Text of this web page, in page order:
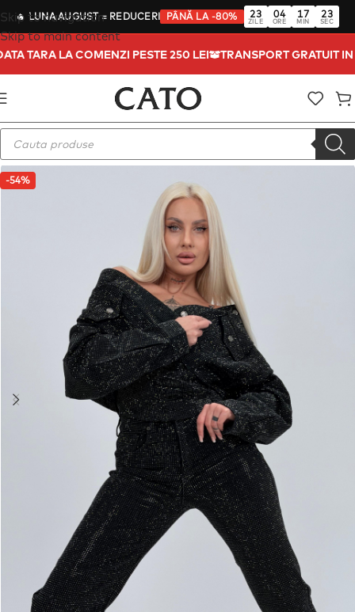
🔥 LUNA AUGUST= REDUCERI PÂNĂ LA -80% 23
ZILE
04
ORE
17
MIN
22
SEC
Skip to navigation
Skip to main content
TARA LA COMENZI PESTE 250 LEI TRANSPORT
-54%